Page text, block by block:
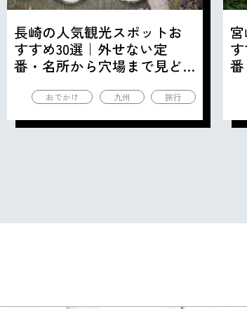
長崎の人気観光スポットお
すすめ30選｜外せない定
番・名所から穴場まで見ど
おでかけ 九州 旅行